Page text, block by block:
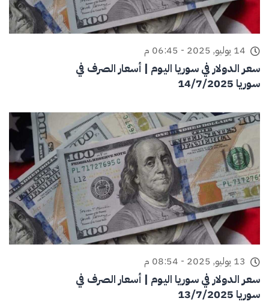
14 يوليو, 2025 - 06:45 م
سعر الدولار في سوريا اليوم | أسعار الصرف في
سوريا 14/7/2025
13 يوليو, 2025 - 08:54 م
سعر الدولار في سوريا اليوم | أسعار الصرف في
سوريا 13/7/2025